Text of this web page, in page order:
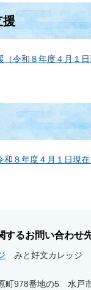
援
令和８年度４月１日
８年度４月１日現
するお問い合わせ
みと好文カレッジ
町978番地の5 水戸